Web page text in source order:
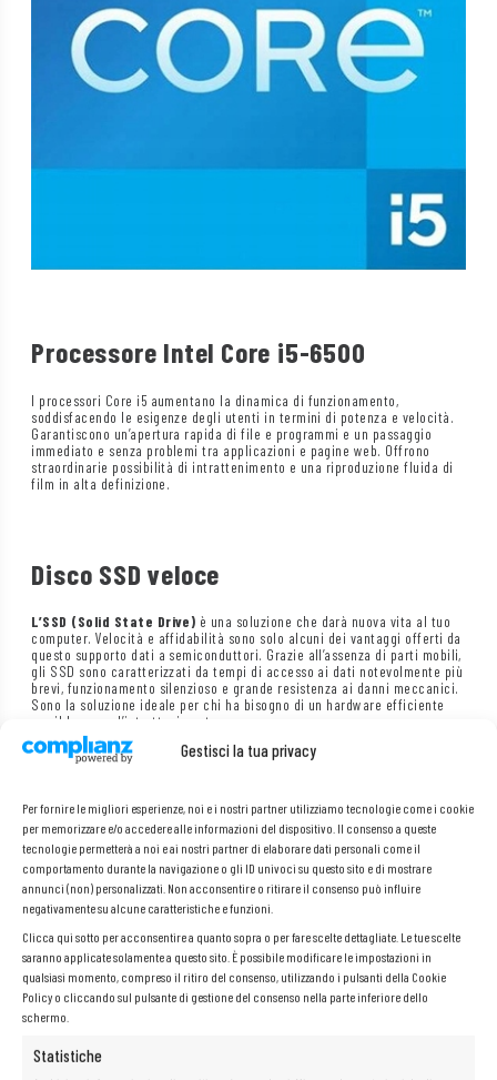
Gestisci la tua privacy
Per fornire le migliori esperienze, noi e i nostri partner utilizziamo tecnologie come i cookie
per memorizzare e/o accedere alle informazioni del dispositivo. Il consenso a queste
tecnologie permetterà a noi e ai nostri partner di elaborare dati personali come il
comportamento durante la navigazione o gli ID univoci su questo sito e di mostrare
annunci (non) personalizzati. Non acconsentire o ritirare il consenso può influire
negativamente su alcune caratteristiche e funzioni.
Clicca qui sotto per acconsentire a quanto sopra o per fare scelte dettagliate. Le tue scelte
saranno applicate solamente a questo sito. È possibile modificare le impostazioni in
qualsiasi momento, compreso il ritiro del consenso, utilizzando i pulsanti della Cookie
Policy o cliccando sul pulsante di gestione del consenso nella parte inferiore dello
schermo.
Statistiche
Processore Intel Core i5-6500
I processori Core i5 aumentano la dinamica di funzionamento,
soddisfacendo le esigenze degli utenti in termini di potenza e velocità.
Garantiscono un’apertura rapida di file e programmi e un passaggio
immediato e senza problemi tra applicazioni e pagine web. Offrono
straordinarie possibilità di intrattenimento e una riproduzione fluida di
film in alta definizione.
Disco SSD veloce
L’SSD (Solid State Drive) è una soluzione che darà nuova vita al tuo
computer. Velocità e affidabilità sono solo alcuni dei vantaggi offerti da
questo supporto dati a semiconduttori. Grazie all’assenza di parti mobili,
gli SSD sono caratterizzati da tempi di accesso ai dati notevolmente più
brevi, funzionamento silenzioso e grande resistenza ai danni meccanici.
Sono la soluzione ideale per chi ha bisogno di un hardware efficiente
per il lavoro o l’intrattenimento.